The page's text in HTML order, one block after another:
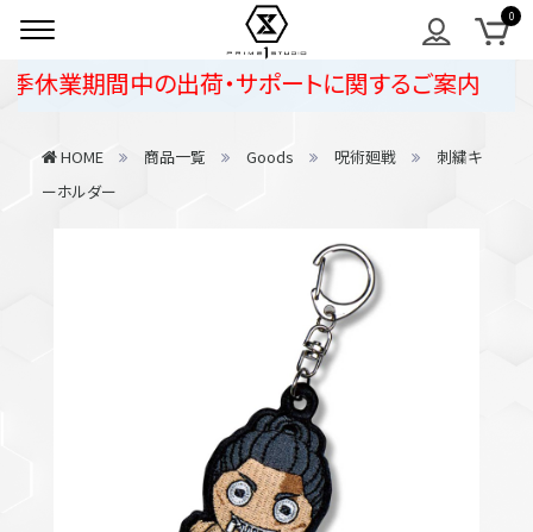
業期間中の出荷・サポートに関するご案内
HOME 商品一覧 Goods 呪術廻戦
刺繍キ
ーホルダー